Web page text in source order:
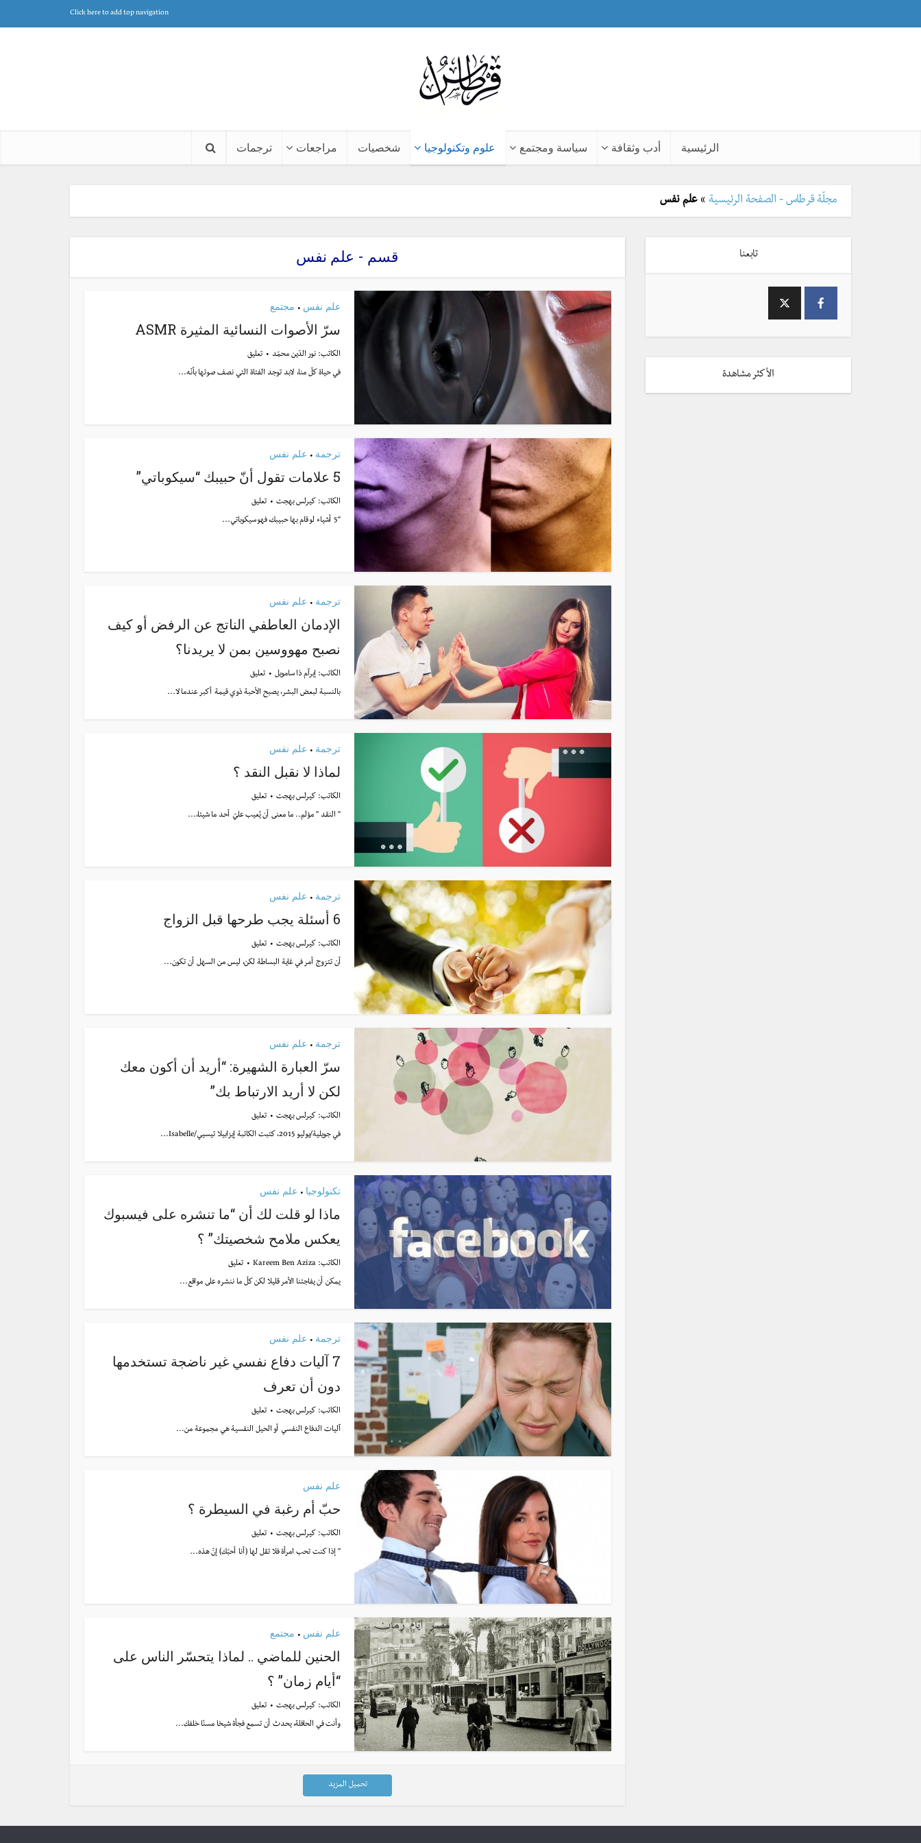
Click here to add top navigation
الرئيسية أدب وثقافة سياسة ومجتمع علوم وتكنولوجيا شخصيات مراجعات ترجمات
مجلّة قرطاس - الصفحة الرئيسية » علم نفس
قسم - علم نفس
علم نفس • مجتمع
سرّ الأصوات النسائية المثيرة ASMR
الكاتب: نور الدّين محمّد
تعليق
في حياة كلّ منا، لابد توجد الفتاة التي نصف صوتها بأنّه...
ترجمة • علم نفس
5 علامات تقول أنّ حبيبك “سيكوباتي”
الكاتب: كيرلس بهجت
تعليق
“5 أشياء لو قام بها حبيبك، فهو سيكوباتي...
ترجمة • علم نفس
الإدمان العاطفي الناتج عن الرفض أو كيف
نصبح مهووسين بمن لا يريدنا؟
الكاتب: إبرآم ذا سامويل
تعليق
بالنسبة لبعض البشر، يصبح الأحبة ذوي قيمة أكبر عندما لا...
ترجمة • علم نفس
لماذا لا نقبل النقد ؟
الكاتب: كيرلس بهجت
تعليق
” النقد ” مؤلم.. ما معنى أن يُعيب عليّ أحد ما شيئا،...
ترجمة • علم نفس
6 أسئلة يجب طرحها قبل الزواج
الكاتب: كيرلس بهجت
تعليق
أن تتزوج أمر في غاية البساطة لكن، ليس من السهل أن تكون...
ترجمة • علم نفس
سرّ العبارة الشهيرة: “أريد أن أكون معك
لكن لا أريد الارتباط بك”
الكاتب: كيرلس بهجت
تعليق
في جويلية/يوليو 2015، كتبت الكاتبة إيزابيلا تيسيي/Isabelle...
تكنولوجيا • علم نفس
ماذا لو قلت لك أن “ما تنشره على فيسبوك
يعكس ملامح شخصيتك” ؟
الكاتب: Kareem Ben Aziza
تعليق
يمكن أن يفاجئنا الأمر قليلا لكن كلّ ما ننشره على مواقع...
ترجمة • علم نفس
7 آليات دفاع نفسي غير ناضجة تستخدمها
دون أن تعرف
الكاتب: كيرلس بهجت
تعليق
آليات الدفاع النفسي أو الحيل النفسية هي مجموعة من...
علم نفس
حبّ أم رغبة في السيطرة ؟
الكاتب: كيرلس بهجت
تعليق
” إذا كنت تحب امرأة فلا تقل لها (أنا أحبّك) إنّ هذه...
علم نفس • مجتمع
الحنين للماضي .. لماذا يتحسّر الناس على
“أيام زمان” ؟
الكاتب: كيرلس بهجت
تعليق
وأنت في الحافلة، يحدث أن تسمع فجأة شيخا مسنّا خلفك...
تحميل المزيد
تابعنا
الأكثر مشاهدة